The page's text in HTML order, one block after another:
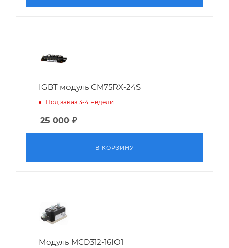
IGBT модуль CM75RX-24S
Под заказ 3-4 недели
25 000 ₽
В КОРЗИНУ
Модуль MCD312-16IO1